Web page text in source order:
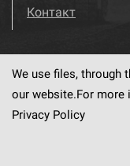
Контакт
Visit us! Facebook
We use files, through
our website.For more
Privacy Policy